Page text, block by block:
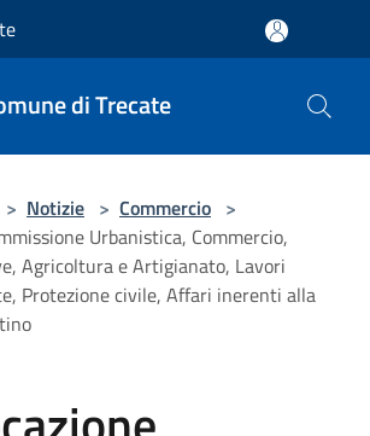
di Trecate
> Notizie > Commercio >
Urbanistica, Commercio,
Agricoltura e Artigianato, Lavori
Protezione civile, Affari inerenti alla